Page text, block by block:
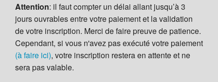
Classements
Aide
Attention: il faut compter un délai allant jusqu’à 3
jours ouvrables entre votre paiement et la validation
de votre inscription. Merci de faire preuve de patience.
Cependant, si vous n'avez pas exécuté votre paiement
(à faire ici), votre inscription restera en attente et ne
sera pas valable.